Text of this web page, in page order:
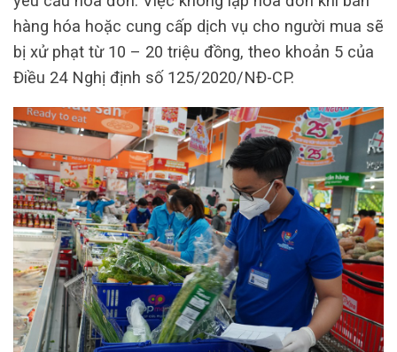
hàng hóa hoặc cung cấp dịch vụ cho người mua sẽ
bị xử phạt từ 10 – 20 triệu đồng, theo khoản 5 của
Điều 24 Nghị định số 125/2020/NĐ-CP.